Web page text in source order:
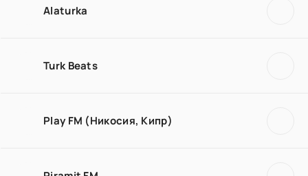
Alaturka
Turk Beats
Play FM (Никосия, Кипр)